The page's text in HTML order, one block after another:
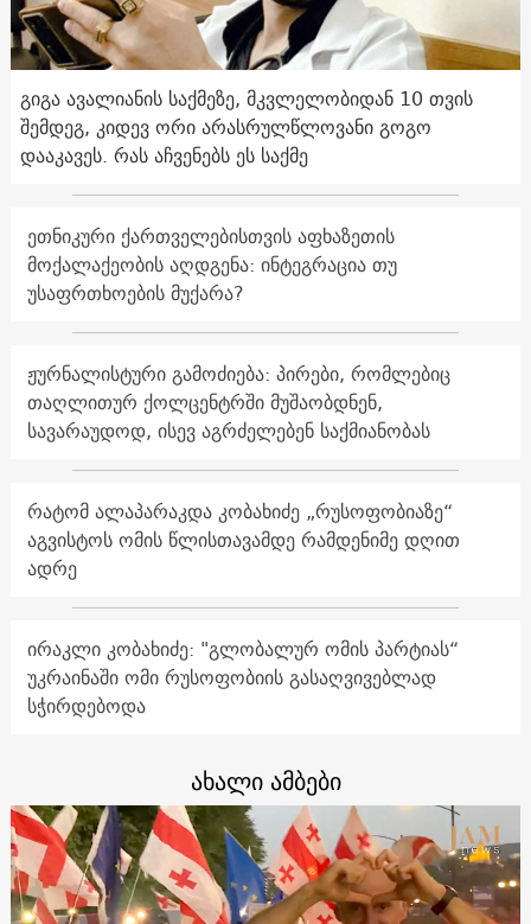
გიგა ავალიანის საქმეზე, მკვლელობიდან 10 თვის
შემდეგ, კიდევ ორი არასრულწლოვანი გოგო
დააკავეს. რას აჩვენებს ეს საქმე
ეთნიკური ქართველებისთვის აფხაზეთის
მოქალაქეობის აღდგენა: ინტეგრაცია თუ
უსაფრთხოების მუქარა?
ჟურნალისტური გამოძიება: პირები, რომლებიც
თაღლითურ ქოლცენტრში მუშაობდნენ,
სავარაუდოდ, ისევ აგრძელებენ საქმიანობას
რატომ ალაპარაკდა კობახიძე „რუსოფობიაზე“
აგვისტოს ომის წლისთავამდე რამდენიმე დღით
ადრე
ირაკლი კობახიძე: "გლობალურ ომის პარტიას“
უკრაინაში ომი რუსოფობიის გასაღვივებლად
სჭირდებოდა
ახალი ამბები